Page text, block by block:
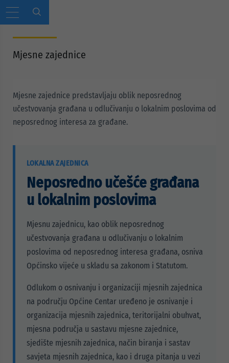
Mjesne zajednice
Mjesne zajednice predstavljaju oblik neposrednog
učestvovanja građana u odlučivanju o lokalnim poslovima od
neposrednog interesa za građane.
LOKALNA ZAJEDNICA
Neposredno učešće građana
u lokalnim poslovima
Mjesnu zajednicu, kao oblik neposrednog
učestvovanja građana u odlučivanju o lokalnim
poslovima od neposrednog interesa građana, osniva
Općinsko vijeće u skladu sa zakonom i Statutom.
Odlukom o osnivanju i organizaciji mjesnih zajednica
na području Općine Centar uređeno je osnivanje i
organizacija mjesnih zajednica, teritorijalni obuhvat,
mjesna područja u sastavu mjesne zajednice,
sjedište mjesnih zajednica, način biranja i sastav
savjeta mjesnih zajednica, kao i druga pitanja u vezi